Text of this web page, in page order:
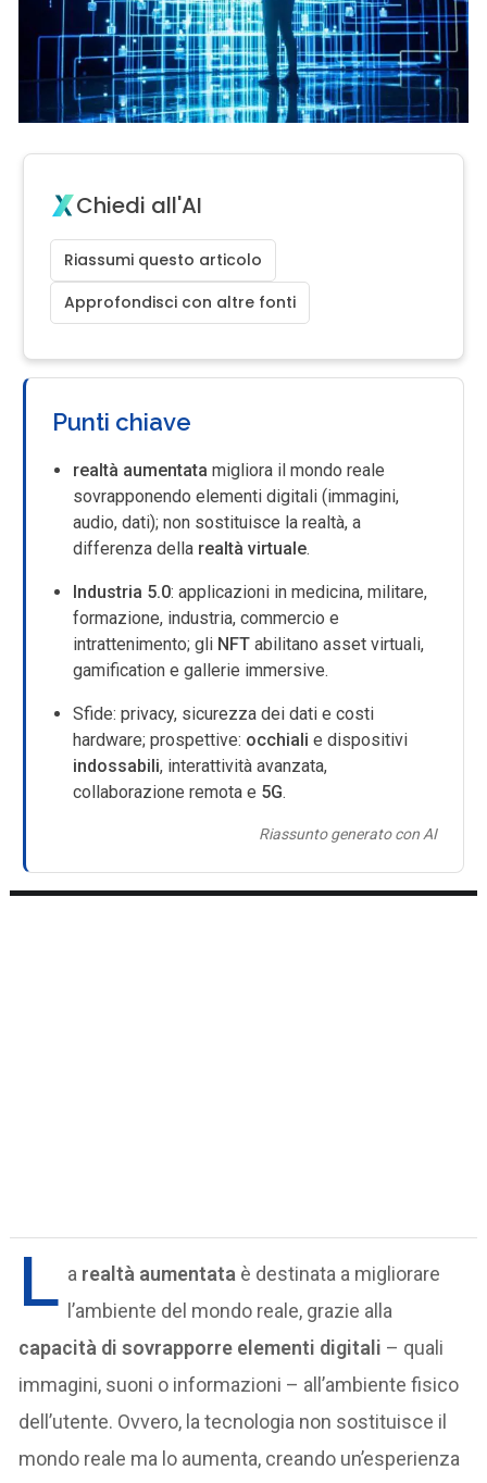
Chiedi all'AI
Riassumi questo articolo
Approfondisci con altre fonti
Punti chiave
realtà aumentata migliora il mondo reale
sovrapponendo elementi digitali (immagini,
audio, dati); non sostituisce la realtà, a
differenza della realtà virtuale.
Industria 5.0: applicazioni in medicina, militare,
formazione, industria, commercio e
intrattenimento; gli NFT abilitano asset virtuali,
gamification e gallerie immersive.
Sfide: privacy, sicurezza dei dati e costi
hardware; prospettive: occhiali e dispositivi
indossabili, interattività avanzata,
collaborazione remota e 5G.
Riassunto generato con AI
L a realtà aumentata è destinata a migliorare
l’ambiente del mondo reale, grazie alla
capacità di sovrapporre elementi digitali – quali
immagini, suoni o informazioni – all’ambiente fisico
dell’utente. Ovvero, la tecnologia non sostituisce il
mondo reale ma lo aumenta, creando un’esperienza